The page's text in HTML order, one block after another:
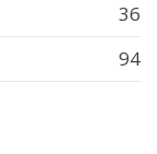
36
94